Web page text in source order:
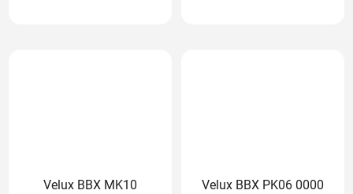
Velux BBX MK10
Velux BBX PK06 0000